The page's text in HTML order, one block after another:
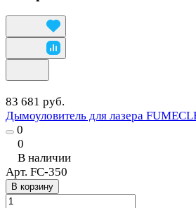
83 681 руб.
Дымоуловитель для лазера
0
0
В наличии
Арт. FC-350
В корзину